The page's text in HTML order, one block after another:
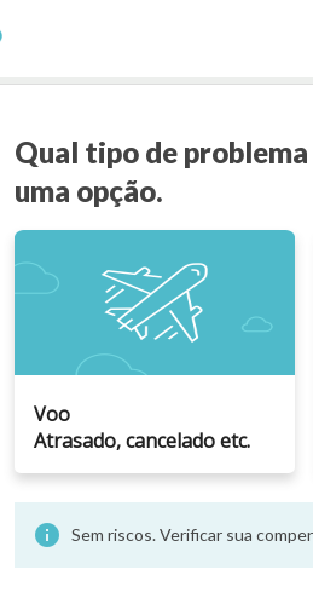
Qual tipo de
uma opção.
Voo
Atrasado, cancelado etc.
info Sem riscos. Verificar sua